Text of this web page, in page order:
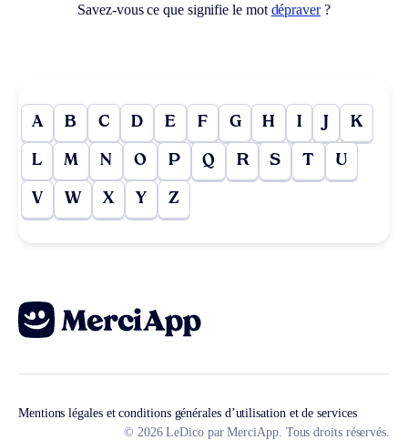
Savez-vous ce que signifie le mot dépraver?
A B C D E F G H I J K
L M N O P Q R S T U
V W X Y Z
Mentions légales et conditions générales d’utilisation et de services
© 2026 LeDico par MerciApp. Tous droits réservés.